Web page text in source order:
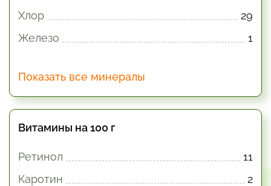
Хлор
29
Железо
1
Показать все минералы
Витамины на 100 г
Ретинол
11
Каротин
2